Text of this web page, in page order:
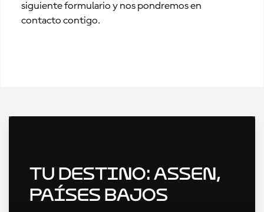
siguiente formulario y nos pondremos en
contacto contigo.
Tu destino: Assen,
Países Bajos